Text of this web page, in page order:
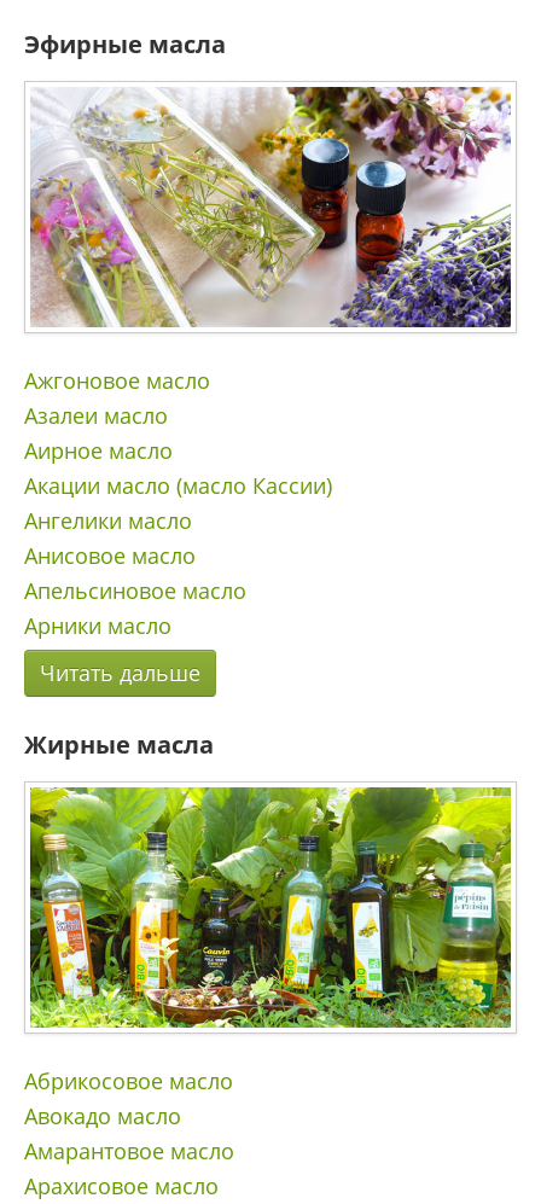
Эфирные масла
Ажгоновое масло
Азалеи масло
Аирное масло
Акации масло (масло Кассии)
Ангелики масло
Анисовое масло
Апельсиновое масло
Арники масло
Читать дальше
Жирные масла
Абрикосовое масло
Авокадо масло
Амарантовое масло
Арахисовое масло